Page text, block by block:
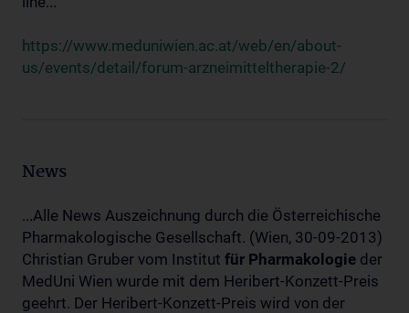
https://www.meduniwien.ac.at/web/en/about-
us/events/detail/forum-arzneimitteltherapie-2/
News
...Alle News Auszeichnung durch die Österreichische
Pharmakologische Gesellschaft. (Wien, 30-09-2013)
Christian Gruber vom Institut für Pharmakologie der
MedUni Wien wurde mit dem Heribert-Konzett-Preis
geehrt. Der Heribert-Konzett-Preis wird von der